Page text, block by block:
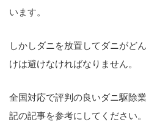
います。
しかしダニを放置してダニがど
けは避けなければなりません。
全国対応で評判の良いダニ駆除
記の記事を参考にしてください。